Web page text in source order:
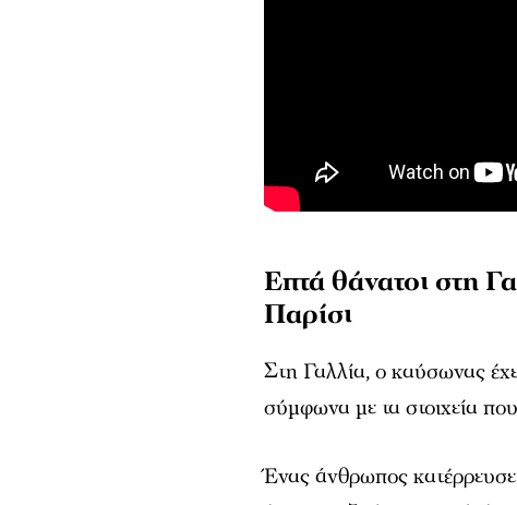
Επτά θάνατοι στη
Παρίσι
Στη Γαλλία, ο καύσωνας
σύμφωνα με τα στοιχεία
Ένας άνθρωπος